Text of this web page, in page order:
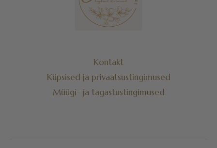
Kontakt
Küpsised ja privaatsustingimused
Müügi- ja tagastustingimused